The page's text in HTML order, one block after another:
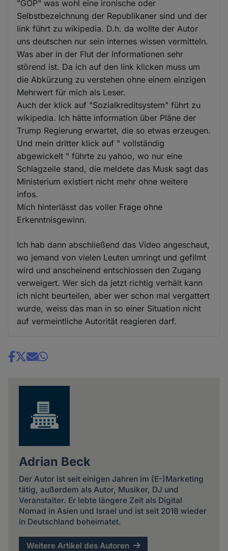
"GOP" was wohl eine ironische oder
Selbstbezeichnung der Republikaner sind und der
link führt zu wikipedia. D.h. da wollte der Autor
uns deutschen nur sein internes wissen vermitteln.
Was aber in der Flut der Informationen sehr
störend ist. Da ich auf den link klicken muss um
die Abkürzung zu verstehen ohne einem einzigen
Mehrwert für mich als Leser.
Auch der klick auf "Sozialkreditsystem" führt zu
wikipedia. Ich hätte information über Pläne der
Trump Regierung erwartet, die so etwas erzeugen.
Und mein dritter klick auf " vollständig
abgewickelt " führte zu yahoo, wo nur eine
Schlagzeile stand, die meldete das Musk sagt das
Ministerium existiert nicht mehr ohne weitere
infos.
Mich hinterlässt das voller Frage ohne
Erkenntnisgewinn.
Ich hab dann abschließend das Video angeschaut,
wo jemand von vielen Leuten umringt und gefilmt
wird und anscheinend entschlossen den Zugang
verweigert. Wer sich da jetzt richtig verhält kann
ich nicht beurteilen, aber wer schon mal vergattert
wurde, weiss das man in so einer Situation nicht
auf vermeintliche Autorität reagieren darf.
Share
Adrian Beck
Der Autor ist seit einigen Jahren im (E-)Marketing
tätig, außerdem als Autor, Musiker, DJ und
Veranstalter. Er lebte längere Zeit als Digital
Nomad in Asien und Israel und ist seit 2018 wieder
in Deutschland beheimatet.
Weitere Artikel des Autoren